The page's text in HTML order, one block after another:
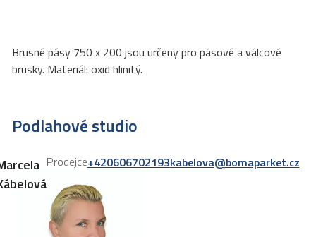
Brusné pásy 750 x 200 jsou určeny pro pásové a válcové
brusky. Materiál: oxid hlinitý.
Podlahové studio
Prodejce+420606702193kabelova@bomaparket.cz